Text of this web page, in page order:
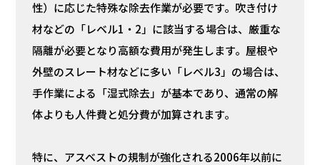
性）に応じた特殊な除去作業が必要です。吹き付け
材などの「レベル1・2」に該当する場合は、厳重な
隔離が必要となり高額な費用が発生します。屋根や
外壁のスレート材などに多い「レベル3」の場合は、
手作業による「湿式除去」が基本であり、通常の解
体よりも人件費と処分費が加算されます。
特に、アスベストの規制が強化される2006年以前に